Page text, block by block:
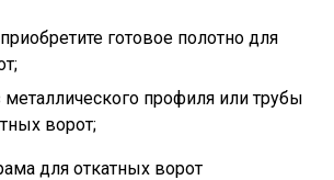
готовое полотно для
металлического профиля или трубы
ворот;
для откатных ворот